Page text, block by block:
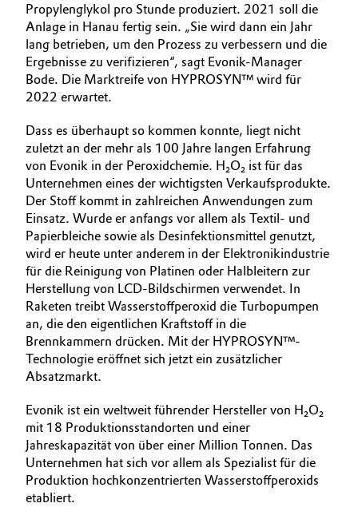
Propylenglykol pro Stunde produziert. 2021 soll die
Anlage in Hanau fertig sein. „Sie wird dann ein Jahr
lang betrieben, um den Prozess zu verbessern und die
Ergebnisse zu verifizieren“, sagt Evonik-Manager
Bode. Die Marktreife von HYPROSYN™ wird für
2022 erwartet.
Dass es überhaupt so kommen konnte, liegt nicht
zuletzt an der mehr als 100 Jahre langen Erfahrung
von Evonik in der Peroxidchemie. H₂O₂ ist für das
Unternehmen eines der wichtigsten Verkaufsprodukte.
Der Stoff kommt in zahlreichen Anwendungen zum
Einsatz. Wurde er anfangs vor allem als Textil- und
Papierbleiche sowie als Desinfektionsmittel genutzt,
wird er heute unter anderem in der Elektronikindustrie
für die Reinigung von Platinen oder Halbleitern zur
Herstellung von LCD-Bildschirmen verwendet. In
Raketen treibt Wasserstoffperoxid die Turbopumpen
an, die den eigentlichen Kraftstoff in die
Brennkammern drücken. Mit der HYPROSYN™-
Technologie eröffnet sich jetzt ein zusätzlicher
Absatzmarkt.
Evonik ist ein weltweit führender Hersteller von H₂O₂
mit 18 Produktionsstandorten und einer
Jahreskapazität von über einer Million Tonnen. Das
Unternehmen hat sich vor allem als Spezialist für die
Produktion hochkonzentrierten Wasserstoffperoxids
etabliert.